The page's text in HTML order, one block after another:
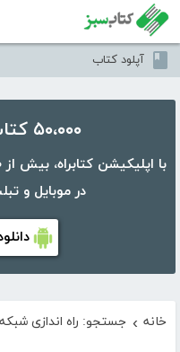
آپلود کتاب
۵۰،۰۰۰ کتاب در موبایل شما
در موبایل و
خانه › جستجو: راه اندازی شبکه